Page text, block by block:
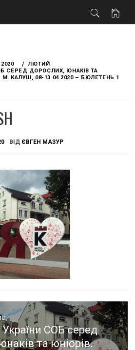
2020
ЛЮТИЙ
СЕРЕД ДОРОСЛИХ, ЮНАКІВ ТА
М. КАЛУШ, 08-13.04.2020 – БЮЛЕТЕНЬ 1
ВІД ЄВГЕН МАЗУР
СОБ серед
та юніорів.